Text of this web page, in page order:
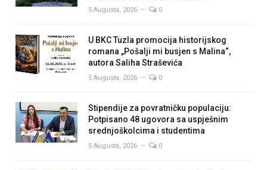
5 Augusta, 2026 0
U BKC Tuzla promocija historijskog
romana „Pošalji mi busjen s Malina“,
autora Saliha Straševića
5 Augusta, 2026 0
Stipendije za povratničku populaciju:
Potpisano 48 ugovora sa uspješnim
srednjoškolcima i studentima
5 Augusta, 2026 0